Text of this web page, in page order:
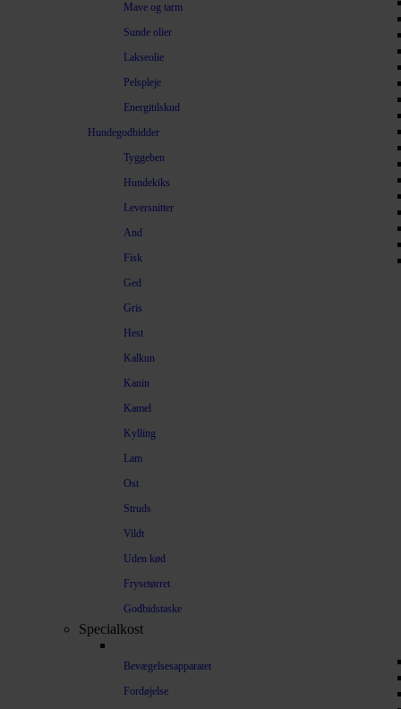
Mave og tarm
Sunde olier
Lakseolie
Pelspleje
Energitilskud
Hundegodbidder
Tyggeben
Hundekiks
Leversnitter
And
Fisk
Ged
Gris
Hest
Kalkun
Kanin
Kamel
Kylling
Lam
Ost
Struds
Vildt
Uden kød
Frysetørret
Godbidstaske
Specialkost
Bevægelsesapparatet
Fordøjelse